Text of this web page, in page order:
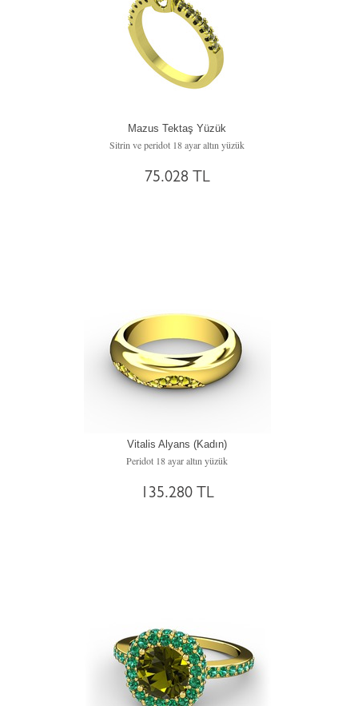
Mazus Tektaş Yüzük
Sitrin ve peridot 18 ayar altın yüzük
75.028 TL
Vitalis Alyans (Kadın)
Peridot 18 ayar altın yüzük
135.280 TL